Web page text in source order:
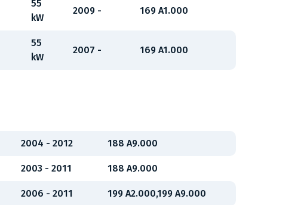
55
kW
2009 - 169 A1.000
55
kW
2007 - 169 A1.000
2004 - 2012 188 A9.000
2003 - 2011 188 A9.000
2006 - 2011 199 A2.000,199 A9.000